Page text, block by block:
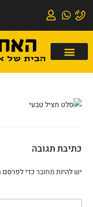
כתיבת תגובה
יש להיותמחוברכדי לפרסם